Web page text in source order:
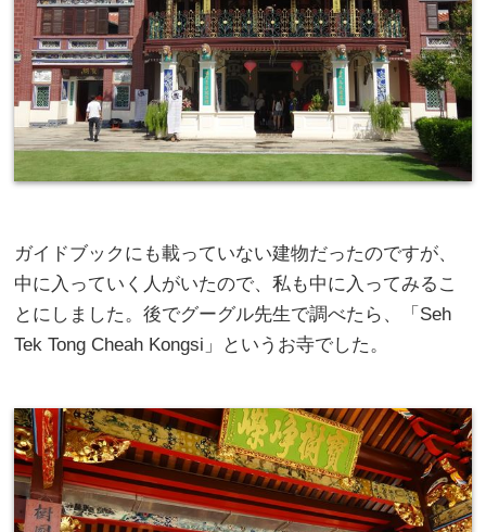
ガイドブックにも載っていない建物だったのですが、
中に入っていく人がいたので、私も中に入ってみるこ
とにしました。後でグーグル先生で調べたら、「Seh
Tek Tong Cheah Kongsi」というお寺でした。